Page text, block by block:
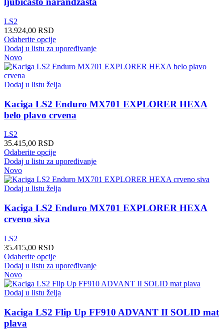
na
LS2
13.924,00 RSD
Odaberite opcijeOvaj
proizvod
više
Opcije
biti
izabrane
na
Dodaj u listu za upoređivanje
Novo
Dodaj u listu želja
Kaciga LS2 Enduro MX701 EXPLORER HEXA
belo plavo crvena
LS2
35.415,00 RSD
Odaberite opcijeOvaj
proizvod
više
varijanti.
mogu
biti
Dodaj u listu za upoređivanje
Novo
Dodaj u listu želja
Kaciga LS2 Enduro MX701 EXPLORER HEXA
crveno siva
LS2
35.415,00 RSD
Odaberite opcijeOvaj
proizvod
više
varijanti.
mogu
biti
Dodaj u listu za upoređivanje
Novo
Dodaj u listu želja
Kaciga LS2 Flip Up FF910 ADVANT II SOLID mat
plava